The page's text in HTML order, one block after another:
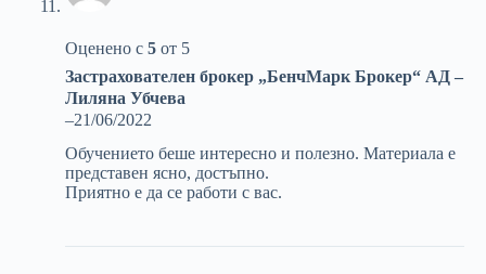
Оценено с 5 от 5
Застрахователен брокер „БенчМарк Брокер“ АД –
Лиляна Убчева
–21/06/2022
Обучението беше интересно и полезно. Материала е
представен ясно, достъпно.
Приятно е да се работи с вас.